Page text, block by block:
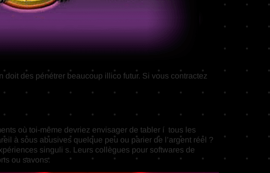
des pénétrer beaucoup illico futur. Si vous contractez
où toi-même devriez envisager de tabler í tous les
à sous abusives quelque peu ou parier de l’argent réel ?
singuli s. Leurs collègues pour softwares de
ou savons.